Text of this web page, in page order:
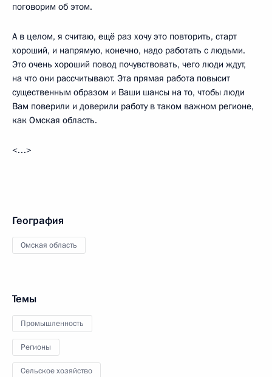
поговорим об этом.
А в целом, я считаю, ещё раз хочу это повторить, старт
хороший, и напрямую, конечно, надо работать с людьми.
Это очень хороший повод почувствовать, чего люди ждут,
на что они рассчитывают. Эта прямая работа повысит
существенным образом и Ваши шансы на то, чтобы люди
Вам поверили и доверили работу в таком важном регионе,
как Омская область.
<…>
География
Омская область
Темы
Промышленность
Регионы
Сельское хозяйство